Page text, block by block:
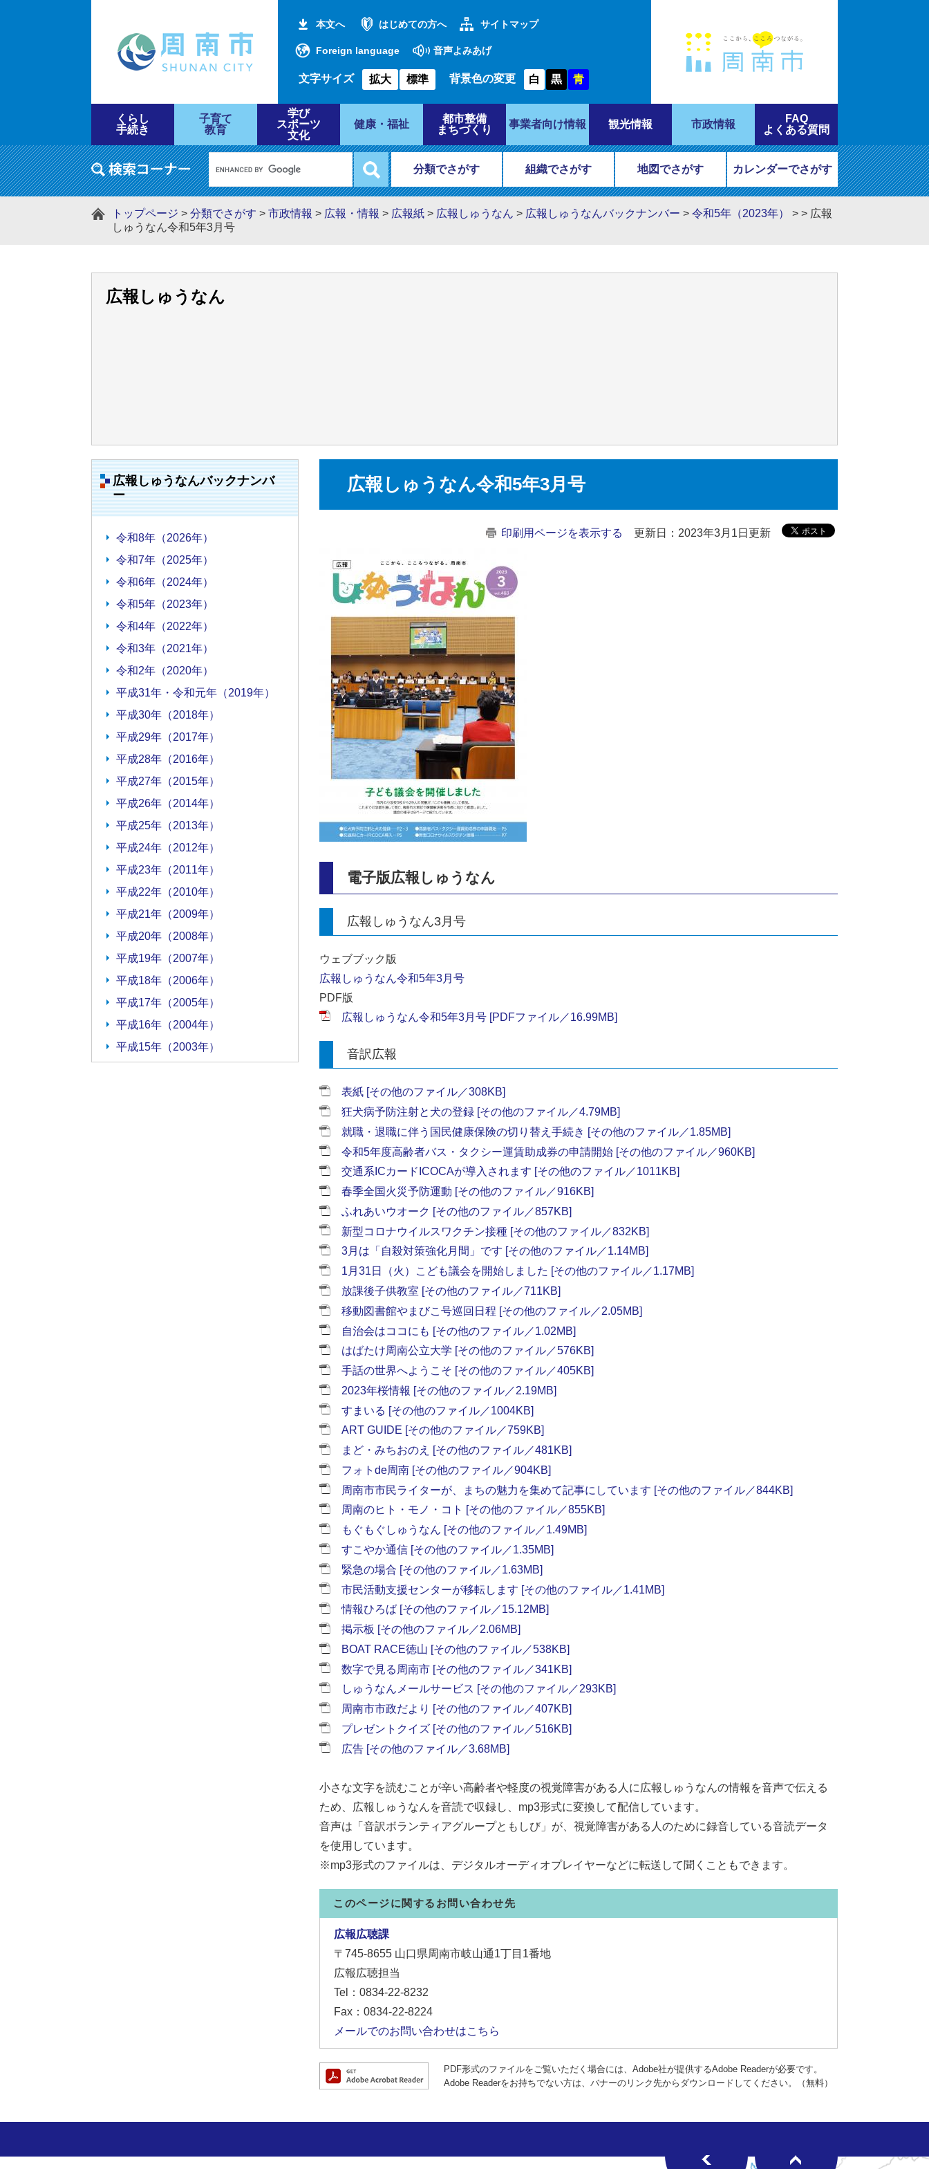
本文へ はじめての方へ サイトマップ
Foreign language 音声よみあげ
文字サイズ 拡大 標準 背景色の変更 白 黒 青
くらし
手続き
子育て
教育
学び
スポーツ
文化
健康・福祉
都市整備
まちづくり
事業者向け情報 観光情報 市政情報
FAQ
よくある質問
分類でさがす 組織でさがす 地図でさがす カレンダーでさがす
トップページ > 分類でさがす > 市政情報 > 広報・情報 > 広報紙 > 広報しゅうなん > 広報しゅうなんバックナンバー > 令和5年（2023年） > > 広報
しゅうなん令和5年3月号
広報しゅうなん
広報しゅうなんバックナンバ
ー
令和8年（2026年）
令和7年（2025年）
令和6年（2024年）
令和5年（2023年）
令和4年（2022年）
令和3年（2021年）
令和2年（2020年）
平成31年・令和元年（2019年）
平成30年（2018年）
平成29年（2017年）
平成28年（2016年）
平成27年（2015年）
平成26年（2014年）
平成25年（2013年）
平成24年（2012年）
平成23年（2011年）
平成22年（2010年）
平成21年（2009年）
平成20年（2008年）
平成19年（2007年）
平成18年（2006年）
平成17年（2005年）
平成16年（2004年）
平成15年（2003年）
広報しゅうなん令和5年3月号
印刷用ページを表示する 更新日：2023年3月1日更新
電子版広報しゅうなん
広報しゅうなん3月号
ウェブブック版
広報しゅうなん令和5年3月号
PDF版
広報しゅうなん令和5年3月号 [PDFファイル／16.99MB]
音訳広報
表紙 [その他のファイル／308KB]
狂犬病予防注射と犬の登録 [その他のファイル／4.79MB]
就職・退職に伴う国民健康保険の切り替え手続き [その他のファイル／1.85MB]
令和5年度高齢者バス・タクシー運賃助成券の申請開始 [その他のファイル／960KB]
交通系ICカードICOCAが導入されます [その他のファイル／1011KB]
春季全国火災予防運動 [その他のファイル／916KB]
ふれあいウオーク [その他のファイル／857KB]
新型コロナウイルスワクチン接種 [その他のファイル／832KB]
3月は「自殺対策強化月間」です [その他のファイル／1.14MB]
1月31日（火）こども議会を開始しました [その他のファイル／1.17MB]
放課後子供教室 [その他のファイル／711KB]
移動図書館やまびこ号巡回日程 [その他のファイル／2.05MB]
自治会はココにも [その他のファイル／1.02MB]
はばたけ周南公立大学 [その他のファイル／576KB]
手話の世界へようこそ [その他のファイル／405KB]
2023年桜情報 [その他のファイル／2.19MB]
すまいる [その他のファイル／1004KB]
ART GUIDE [その他のファイル／759KB]
まど・みちおのえ [その他のファイル／481KB]
フォトde周南 [その他のファイル／904KB]
周南市市民ライターが、まちの魅力を集めて記事にしています [その他のファイル／844KB]
周南のヒト・モノ・コト [その他のファイル／855KB]
もぐもぐしゅうなん [その他のファイル／1.49MB]
すこやか通信 [その他のファイル／1.35MB]
緊急の場合 [その他のファイル／1.63MB]
市民活動支援センターが移転します [その他のファイル／1.41MB]
情報ひろば [その他のファイル／15.12MB]
掲示板 [その他のファイル／2.06MB]
BOAT RACE徳山 [その他のファイル／538KB]
数字で見る周南市 [その他のファイル／341KB]
しゅうなんメールサービス [その他のファイル／293KB]
周南市市政だより [その他のファイル／407KB]
プレゼントクイズ [その他のファイル／516KB]
広告 [その他のファイル／3.68MB]
小さな文字を読むことが辛い高齢者や軽度の視覚障害がある人に広報しゅうなんの情報を音声で伝える
ため、広報しゅうなんを音読で収録し、mp3形式に変換して配信しています。
音声は「音訳ボランティアグループともしび」が、視覚障害がある人のために録音している音読データ
を使用しています。
※mp3形式のファイルは、デジタルオーディオプレイヤーなどに転送して聞くこともできます。
このページに関するお問い合わせ先
広報広聴課
〒745-8655 山口県周南市岐山通1丁目1番地
広報広聴担当
Tel：0834-22-8232
Fax：0834-22-8224
メールでのお問い合わせはこちら
PDF形式のファイルをご覧いただく場合には、Adobe社が提供するAdobe Readerが必要です。
Adobe Readerをお持ちでない方は、バナーのリンク先からダウンロードしてください。（無料）